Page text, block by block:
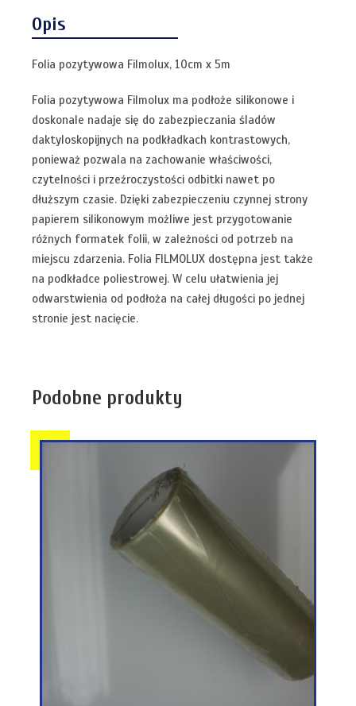
Opis
Folia pozytywowa Filmolux, 10cm x 5m
Folia pozytywowa Filmolux ma podłoże silikonowe i
doskonale nadaje się do zabezpieczania śladów
daktyloskopijnych na podkładkach kontrastowych,
ponieważ pozwala na zachowanie właściwości,
czytelności i przeźroczystości odbitki nawet po
dłuższym czasie. Dzięki zabezpieczeniu czynnej strony
papierem silikonowym możliwe jest przygotowanie
różnych formatek folii, w zależności od potrzeb na
miejscu zdarzenia. Folia FILMOLUX dostępna jest także
na podkładce poliestrowej. W celu ułatwienia jej
odwarstwienia od podłoża na całej długości po jednej
stronie jest nacięcie.
Podobne produkty